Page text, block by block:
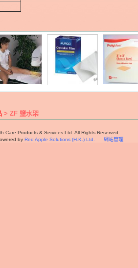
> ZF 鹽水架
Care Products & Services Ltd. All Rights Reserved.
by Red Apple Solutions (H.K.) Ltd. 網站管理